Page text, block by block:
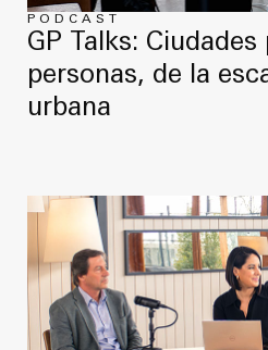
PODCAST
GP Talks: Ciudades
personas, de la
urbana